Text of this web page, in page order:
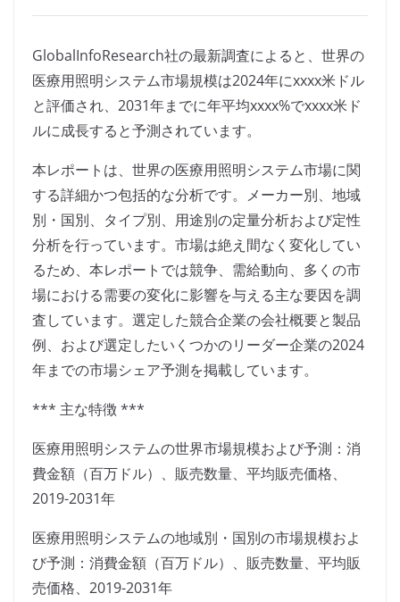
GlobalInfoResearch社の最新調査によると、世界の
医療用照明システム市場規模は2024年にxxxx米ドル
と評価され、2031年までに年平均xxxx%でxxxx米ド
ルに成長すると予測されています。
本レポートは、世界の医療用照明システム市場に関
する詳細かつ包括的な分析です。メーカー別、地域
別・国別、タイプ別、用途別の定量分析および定性
分析を行っています。市場は絶え間なく変化してい
るため、本レポートでは競争、需給動向、多くの市
場における需要の変化に影響を与える主な要因を調
査しています。選定した競合企業の会社概要と製品
例、および選定したいくつかのリーダー企業の2024
年までの市場シェア予測を掲載しています。
*** 主な特徴 ***
医療用照明システムの世界市場規模および予測：消
費金額（百万ドル）、販売数量、平均販売価格、
2019-2031年
医療用照明システムの地域別・国別の市場規模およ
び予測：消費金額（百万ドル）、販売数量、平均販
売価格、2019-2031年